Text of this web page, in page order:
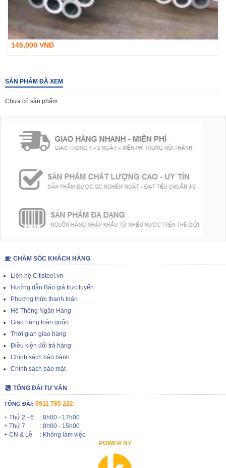
145,000 VNĐ
SẢN PHẨM ĐÃ XEM
Chưa có sản phẩm.
CHĂM SÓC KHÁCH HÀNG
Liên hệ Citisteel.vn
Hướng dẫn Báo giá trực tuyến
Phương thức thanh toán
Hệ Thống Ngân Hàng
Giao hàng toàn quốc
Thời gian giao hàng
Điều kiện đổi trả hàng
Chính sách bảo hành
Chính sách bảo mật
TỔNG ĐÀI TƯ VẤN
TỔNG ĐÀI: 0911 785 222
+ Thứ 2 - 6
: 8h00 - 17h00
+ Thứ 7
: 8h00 - 15h00
+ CN & Lễ
: Không làm việc
POWER BY